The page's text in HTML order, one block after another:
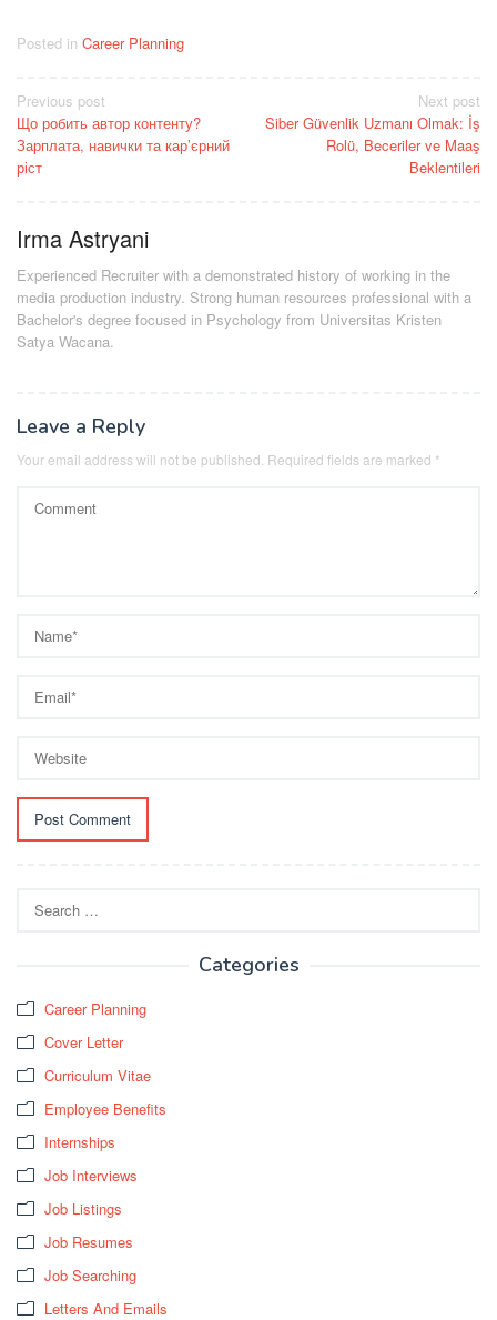
Posted in Career Planning
Post
navigation
Previous post
Що робить автор контенту?
Зарплата, навички та кар’єрний
ріст
Next post
Siber Güvenlik Uzmanı Olmak: İş
Rolü, Beceriler ve Maaş
Beklentileri
Irma Astryani
Experienced Recruiter with a demonstrated history of working in the
media production industry. Strong human resources professional with a
Bachelor's degree focused in Psychology from Universitas Kristen
Satya Wacana.
Leave a Reply
Your email address will not be published. Required fields are marked *
for:
Categories
Career Planning
Cover Letter
Curriculum Vitae
Employee Benefits
Internships
Job Interviews
Job Listings
Job Resumes
Job Searching
Letters And Emails